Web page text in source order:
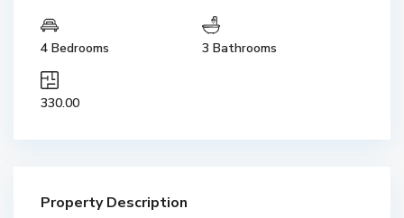
4 Bedrooms 3 Bathrooms
330.00
Property Description